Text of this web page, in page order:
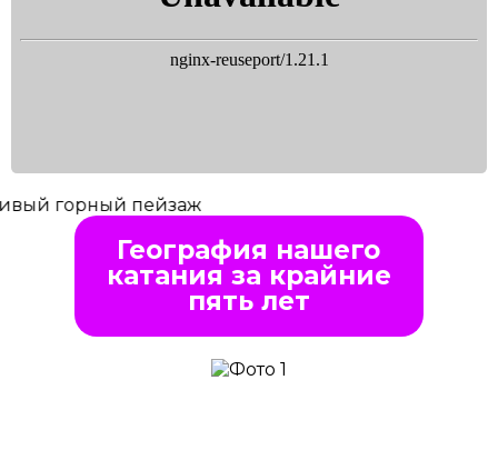
География нашего
катания за крайние
пять лет